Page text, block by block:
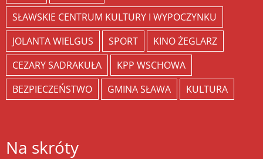
SŁAWSKIE CENTRUM KULTURY I WYPOCZYNKU
JOLANTA WIELGUS
SPORT
KINO ŻEGLARZ
CEZARY SADRAKUŁA
KPP WSCHOWA
BEZPIECZEŃSTWO
GMINA SŁAWA KULTURA
Na skróty